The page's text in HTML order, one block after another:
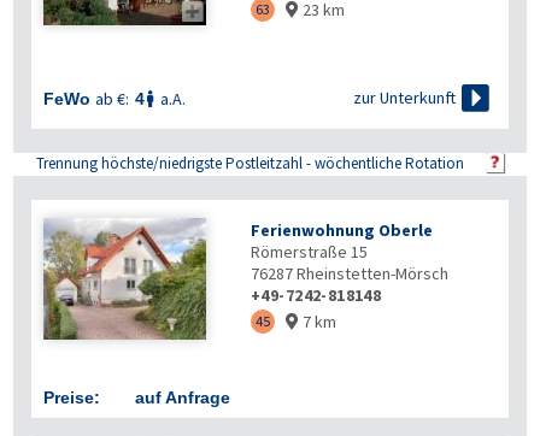
 63  23 km
FeWo ab €: 4 a.A. zur Unterkunft 
Trennung höchste/niedrigste Postleitzahl - wöchentliche Rotation
Ferienwohnung Oberle
Römerstraße 15
76287Rheinstetten-Mörsch
+49-7242-818148
45  7 km
Preise: auf Anfrage